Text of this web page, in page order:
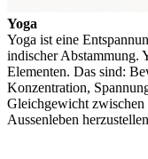
Yoga
Yoga ist eine
indischer Abstammung.
Elementen. Das sind:
Konzentration,
Gleichgewicht zwischen
Aussenleben